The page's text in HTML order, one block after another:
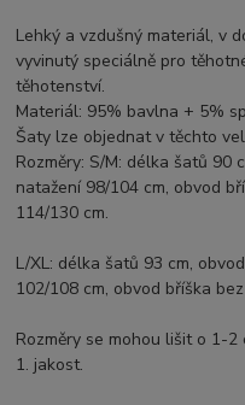
Lehký a vzdušný materiál, v
vyvinutý speciálně pro
těhotenství.
Materiál: 95% bavlna + 5%
Šaty lze objednat v těchto
Rozměry: S/M: délka šatů 90
natažení 98/104 cm, obvod
114/130 cm.
L/XL: délka šatů 93 cm,
102/108 cm, obvod bříška
Rozměry se mohou lišit o 1-2
1. jakost.